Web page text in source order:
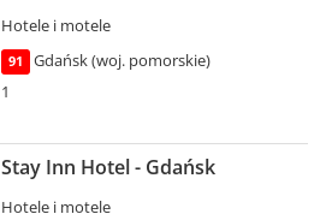
Hotele i motele
91
Gdańsk (woj. pomorskie)
1
Stay Inn Hotel - Gdańsk
Hotele i motele